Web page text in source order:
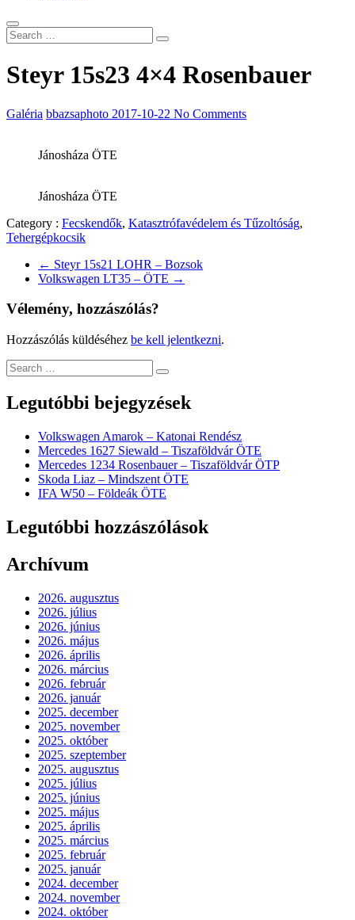
Steyr 15s23 4×4 Rosenbauer
Galéria bbazsaphoto 2017-10-22 No Comments
Jánosháza ÖTE
Jánosháza ÖTE
Category : Fecskendők, Katasztrófavédelem és Tűzoltóság,
Tehergépkocsik
← Steyr 15s21 LOHR – Bozsok
Volkswagen LT35 – ÖTE →
Vélemény, hozzászólás?
Hozzászólás küldéséhez be kell jelentkezni.
Legutóbbi bejegyzések
Volkswagen Amarok – Katonai Rendész
Mercedes 1627 Siewald – Tiszaföldvár ÖTE
Mercedes 1234 Rosenbauer – Tiszaföldvár ÖTP
Skoda Liaz – Mindszent ÖTE
IFA W50 – Földeák ÖTE
Legutóbbi hozzászólások
Archívum
2026. augusztus
2026. július
2026. június
2026. május
2026. április
2026. március
2026. február
2026. január
2025. december
2025. november
2025. október
2025. szeptember
2025. augusztus
2025. július
2025. június
2025. május
2025. április
2025. március
2025. február
2025. január
2024. december
2024. november
2024. október